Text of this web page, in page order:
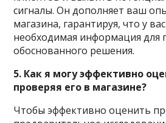
сигналы. Он дополняет ваш
магазина, гарантируя, что у
необходимая информация для
обоснованного решения.
5. Как я могу эффективно
проверяя его в магазине?
Чтобы эффективно оценить